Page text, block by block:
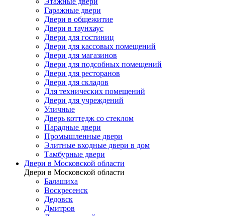
Гаражные двери
Двери в общежитие
Двери в таунхаус
Двери для гостиниц
Двери для кассовых помещений
Двери для магазинов
Двери для подсобных помещений
Двери для ресторанов
Двери для складов
Для технических помещений
Двери для учреждений
Уличные
Дверь коттедж со стеклом
Парадные двери
Промышленные двери
Элитные входные двери в дом
Тамбурные двери
Двери в Московской области
Двери в Московской области
Балашиха
Воскресенск
Дедовск
Дмитров